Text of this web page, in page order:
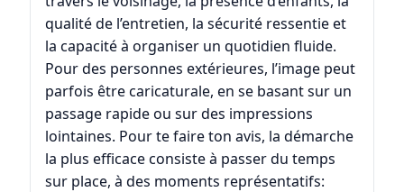
qualité de l’entretien, la sécurité ressentie et
la capacité à organiser un quotidien fluide.
Pour des personnes extérieures, l’image peut
parfois être caricaturale, en se basant sur un
passage rapide ou sur des impressions
lointaines. Pour te faire ton avis, la démarche
la plus efficace consiste à passer du temps
sur place, à des moments représentatifs: